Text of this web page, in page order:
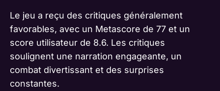
Le jeu a reçu des critiques généralement
favorables, avec un Metascore de 77 et un
score utilisateur de 8.6. Les critiques
soulignent une narration engageante, un
combat divertissant et des surprises
constantes.